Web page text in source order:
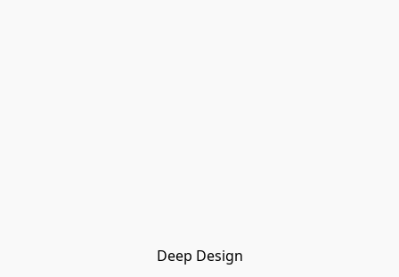
Deep Design